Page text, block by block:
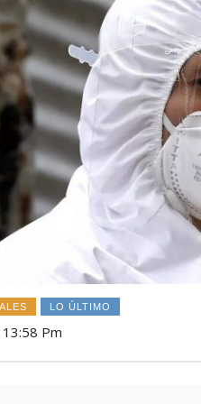
LO ÚLTIMO
Pm